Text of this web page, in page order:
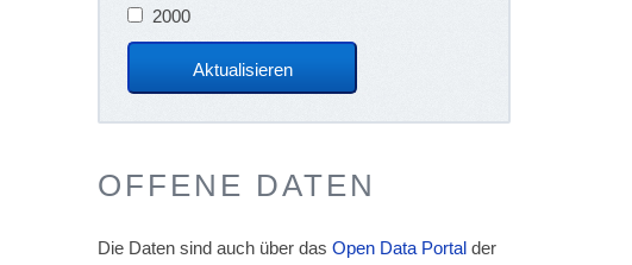
2000
OFFENE DATEN
Die Daten sind auch über dasOpen Data Portal der